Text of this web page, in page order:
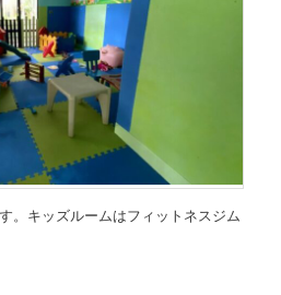
。キッズルームはフィットネスジム